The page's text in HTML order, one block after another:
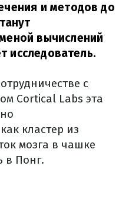
и методов до
вычислений
исследователь.
с
Cortical Labs эта
кластер из
мозга в чашке
в Понг.